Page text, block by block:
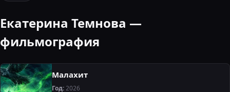
Екатерина Темнова —
фильмография
Малахит
Год:2026